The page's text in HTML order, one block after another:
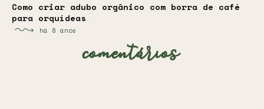
Como criar adubo orgânico com borra de café
para orquídeas
há 8 anos comentários